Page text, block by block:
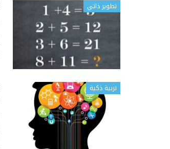
تطوير ذاتي
تربية ذكية